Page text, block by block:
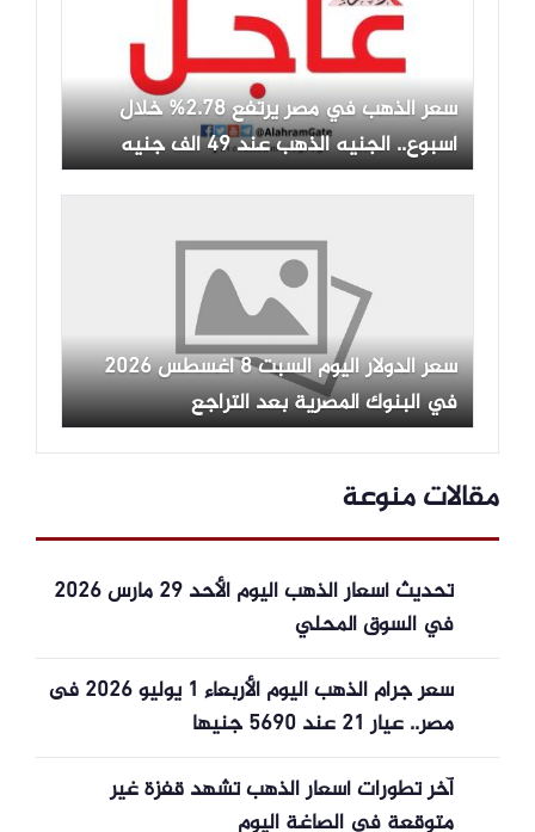
سعر الذهب في مصر يرتفع 2.78% خلال
أسبوع.. الجنيه الذهب عند 49 ألف جنيه
سعر الدولار اليوم السبت 8 أغسطس 2026
في البنوك المصرية بعد التراجع
مقالات منوعة
تحديث أسعار الذهب اليوم الأحد 29 مارس 2026
في السوق المحلي
سعر جرام الذهب اليوم الأربعاء 1 يوليو 2026 فى
مصر.. عيار 21 عند 5690 جنيها
آخر تطورات أسعار الذهب تشهد قفزة غير
متوقعة في الصاغة اليوم